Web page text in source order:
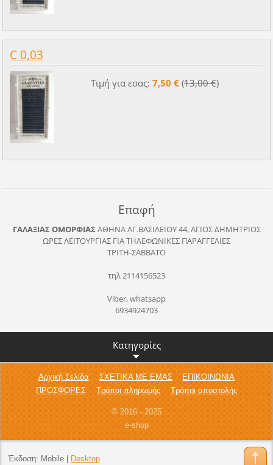
C 0,03
Τιμή για εσας: 7,50 €(13,00 €)
Επαφή
ΓΑΛΑΞΙΑΣ ΟΜΟΡΦΙΑΣΑΘΗΝΑΑΓ.ΒΑΣΙΛΕΙΟΥ 44, ΑΓΙΟΣ ΔΗΜΗΤΡΙΟΣ
ΩΡΕΣ ΛΕΙΤΟΥΡΓΙΑΣ ΓΙΑ ΤΗΛΕΦΩΝΙΚΕΣ ΠΑΡΑΓΓΕΛΙΕΣ
ΤΡΙΤΗ-ΣΑΒΒΑΤΟ
τηλ 2114156523
Viber, whatsapp
6934924703
Κατηγορίες
Αρχική Σελίδα ΣΧΕΤΙΚΑ ΜΕ ΕΜΑΣ
ΕΠΙΚΟΙΝΩΝΙΑ
ΠΡΟΣΦΟΡΕΣ
Τρόποι πληρωμής Τρόποι αποστολής
© 2016 - 2025
e-shop
Έκδοση: Mobile| Desktop